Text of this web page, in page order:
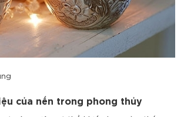
của nến trong phong thủy